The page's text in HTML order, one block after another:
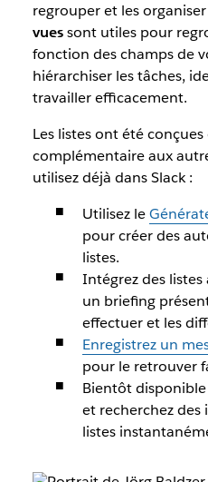
regrouper et les organiser
vuessont utiles pour
fonction des champs de
hiérarchiser les tâches,
travailler efficacement.
Les listes ont été
complémentaire aux
utilisez déjà dans Slack :
Utilisez le
pour créer des
listes.
Intégrez des listes
un briefing
effectuer et les
Enregistrez un
pour le retrouver
Bientôt
et recherchez
listes